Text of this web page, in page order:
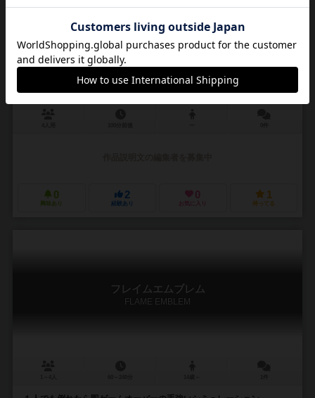
はじまりの鐘を鳴らして
hajimarino kanewo narashite
0
興味あり
2
経験あり
0
お気に入り
1
持ってる
フレイムエムブレム
FLAME EMBLEM